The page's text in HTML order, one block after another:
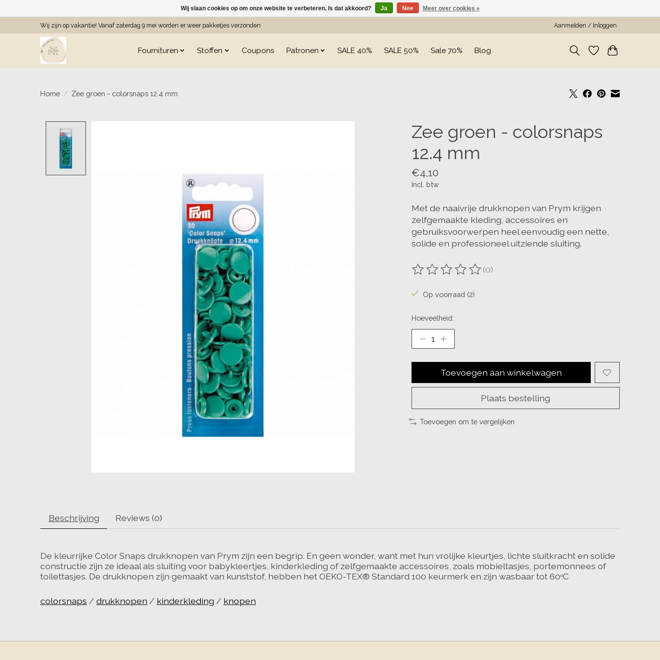
Wij zijn op vakantie! Vanaf zaterdag 9 mei worden er weer pakketjes verzonden Aanmelden / Inloggen
Fournituren Stoffen Coupons Patronen SALE 40% SALE 50% Sale 70% Blog
Home / Zee groen - colorsnaps 12.4 mm
Zee groen - colorsnaps
12.4 mm
€4,10
Incl. btw
Met de naaivrije drukknopen van Prym krijgen
zelfgemaakte kleding, accessoires en
gebruiksvoorwerpen heel eenvoudig een nette,
solide en professioneel uitziende sluiting.
De beoordeling van dit product is
(0)
Op voorraad (2)
Hoeveelheid:
Toevoegen aan winkelwagen
Plaats bestelling
Toevoegen om te vergelijken
Beschrijving Reviews (0)
De kleurrijke Color Snaps drukknopen van Prym zijn een begrip. En geen wonder, want met hun vrolijke kleurtjes, lichte sluitkracht en solide
constructie zijn ze ideaal als sluiting voor babykleertjes, kinderkleding of zelfgemaakte accessoires, zoals mobieltasjes, portemonnees of
toilettasjes. De drukknopen zijn gemaakt van kunststof, hebben het OEKO-TEX® Standard 100 keurmerk en zijn wasbaar tot 60ᵒC
colorsnaps / drukknopen / kinderkleding / knopen
Wij slaan cookies op om onze website te verbeteren. Is dat akkoord? Ja Nee Meer over cookies »